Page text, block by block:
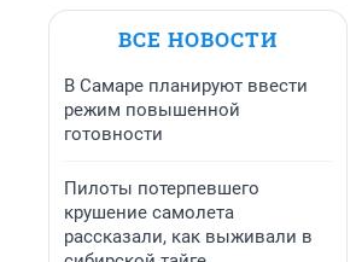
ВСЕ НОВОСТИ
В Самаре планируют ввести
режим повышенной
готовности
Пилоты потерпевшего
крушение самолета
рассказали, как выживали в